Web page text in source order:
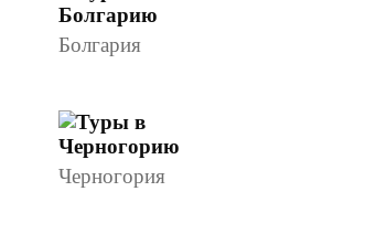
Болгария
Черногория